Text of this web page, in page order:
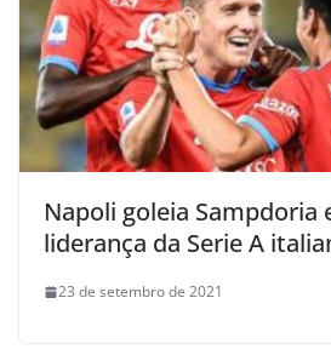
Napoli goleia Sampdoria
liderança da Serie A
23 de setembro de 2021